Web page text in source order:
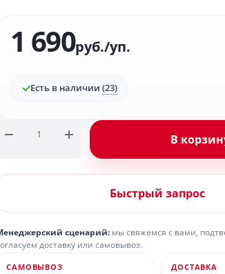
1 690руб./уп.
Есть в наличии (23)
В
Быстрый запрос
сценарий: мы свяжемся с вами,
доставку или самовывоз.
САМОВЫВОЗ ДОСТАВКА